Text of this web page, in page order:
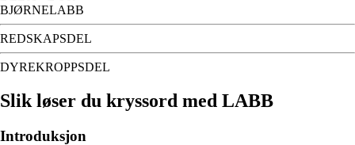
BJØRNELABB
REDSKAPSDEL
DYREKROPPSDEL
Slik løser du kryssord med LABB
Introduksjon